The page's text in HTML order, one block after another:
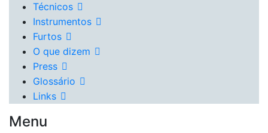
Técnicos
Instrumentos
Furtos
O que dizem
Press
Glossário
Links
Menu